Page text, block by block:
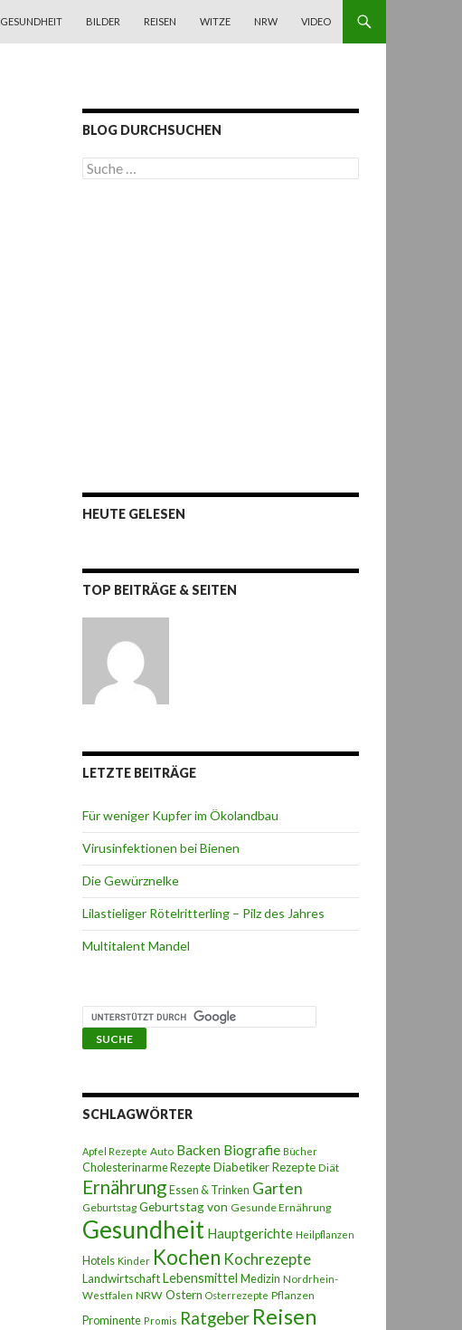
GESUNDHEIT BILDER REISEN WITZE NRW VIDEO
BLOG DURCHSUCHEN
S
u
HEUTE GELESEN
TOP BEITRÄGE & SEITEN
LETZTE BEITRÄGE
Für weniger Kupfer im Ökolandbau
Virusinfektionen bei Bienen
Die Gewürznelke
Lilastieliger Rötelritterling – Pilz des Jahres
Multitalent Mandel
SCHLAGWÖRTER
Apfel Rezepte Auto Backen Biografie Bücher
Cholesterinarme Rezepte Diabetiker Rezepte Diät
Ernährung Essen & Trinken Garten
Geburtstag Geburtstag von Gesunde Ernährung
Gesundheit Hauptgerichte Heilpflanzen
Hotels Kinder Kochen Kochrezepte
LandwirtschaftLebensmittel Medizin Nordrhein-
Westfalen NRW Ostern Osterrezepte Pflanzen
Prominente Promis Ratgeber Reisen